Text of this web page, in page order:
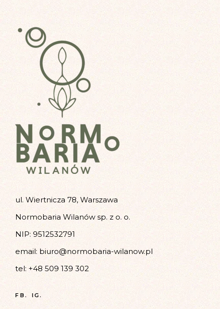
ul. Wiertnicza 78, Warszawa
Normobaria Wilanów sp. z o. o.
NIP: 9512532791
email: biuro@normobaria-wilanow.pl
tel: +48 509 139 302
FB. IG.